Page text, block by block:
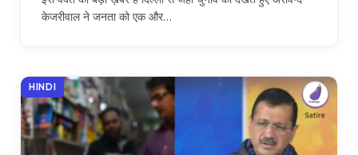
केजरीवाल ने जनता को एक और…
HINDI